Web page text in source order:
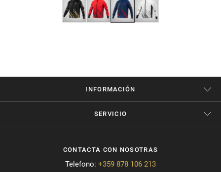
INFORMACIÓN
SERVICIO
CONTACTA CON NOSOTRAS
Telefono: +359 878 106 213